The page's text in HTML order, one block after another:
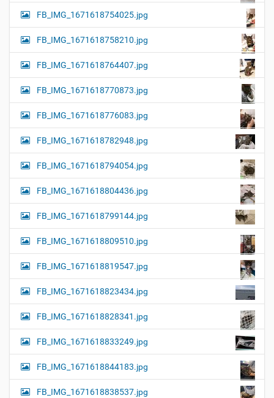
FB_IMG_1671618754025.jpg
FB_IMG_1671618758210.jpg
FB_IMG_1671618764407.jpg
FB_IMG_1671618770873.jpg
FB_IMG_1671618776083.jpg
FB_IMG_1671618782948.jpg
FB_IMG_1671618794054.jpg
FB_IMG_1671618804436.jpg
FB_IMG_1671618799144.jpg
FB_IMG_1671618809510.jpg
FB_IMG_1671618819547.jpg
FB_IMG_1671618823434.jpg
FB_IMG_1671618828341.jpg
FB_IMG_1671618833249.jpg
FB_IMG_1671618844183.jpg
FB_IMG_1671618838537.jpg